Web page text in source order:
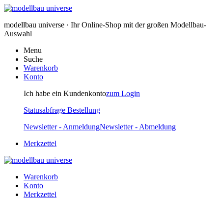
modellbau universe · Ihr Online-Shop mit der großen Modellbau-
Auswahl
Menu
Suche
Warenkorb
Konto
Ich habe ein Kundenkontozum Login
Statusabfrage Bestellung
Newsletter - AnmeldungNewsletter - Abmeldung
Merkzettel
Warenkorb
Konto
Merkzettel